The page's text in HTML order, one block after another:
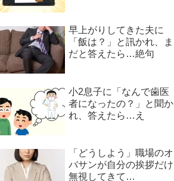
早上がりしてきた夫に
「飯は？」と訊かれ、ま
だと答えたら…絶句
小2息子に「なんで歯医
者になったの？」と聞か
れ、答えたら…え
「どうしよう」職場のオ
バサンが自分の挨拶だけ
無視してきて…